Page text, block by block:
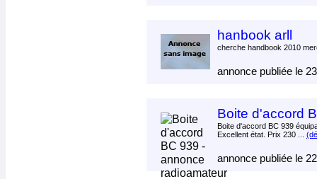
hanbook arll
cherche handbook 2010
annonce publiée le
Boite d'accord
Boite d'accord BC 939
Excellent état. Prix 230 ...
annonce publiée le